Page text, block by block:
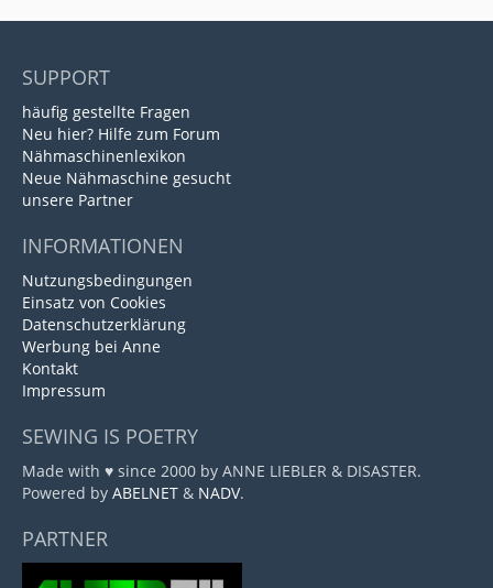
SUPPORT
häufig gestellte Fragen
Neu hier? Hilfe zum Forum
Nähmaschinenlexikon
Neue Nähmaschine gesucht
unsere Partner
INFORMATIONEN
Nutzungsbedingungen
Einsatz von Cookies
Datenschutzerklärung
Werbung bei Anne
Kontakt
Impressum
SEWING IS POETRY
Made with ♥ since 2000 by ANNE LIEBLER & DISASTER.
Powered by ABELNET & NADV.
PARTNER